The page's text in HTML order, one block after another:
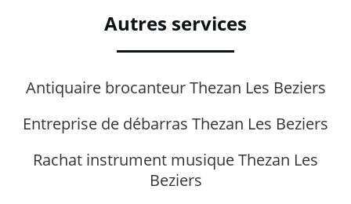
Autres services
Antiquaire brocanteur Thezan Les Beziers
Entreprise de débarras Thezan Les Beziers
Rachat instrument musique Thezan Les
Beziers